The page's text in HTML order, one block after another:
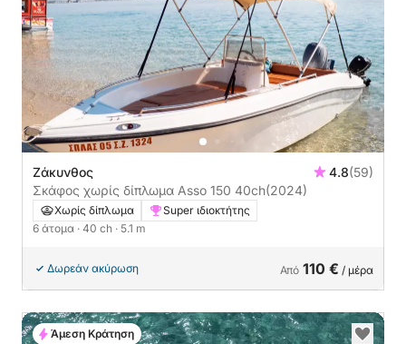
Ζάκυνθος 4.8(59)
Σκάφος χωρίς δίπλωμα Asso 150 40ch(2024)
Χωρίς δίπλωμα
Super ιδιοκτήτης
6 άτομα · 40 ch · 5.1 m
Δωρεάν ακύρωση Από 110 € / μέρα
Άμεση Κράτηση